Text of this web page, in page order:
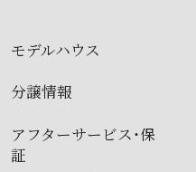
モデルハウス
分譲情報
アフターサービス・保
証